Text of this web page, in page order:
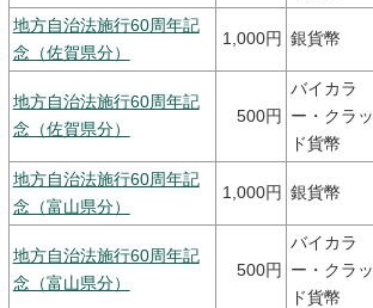
地方自治法施行60周年記
念（佐賀県分）
1,000円 銀貨幣
地方自治法施行60周年記
念（佐賀県分）
500円
バイカラ
ー・クラッ
ド貨幣
地方自治法施行60周年記
念（富山県分）
1,000円 銀貨幣
地方自治法施行60周年記
念（富山県分）
500円
バイカラ
ー・クラッ
ド貨幣